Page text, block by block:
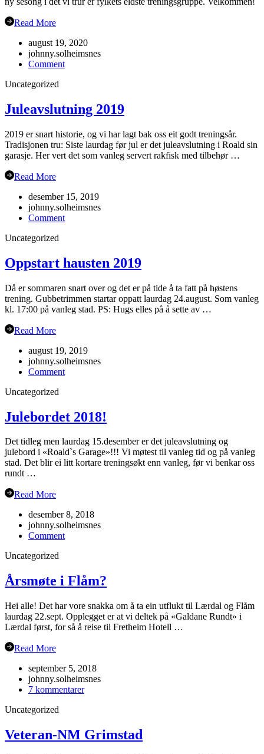
Read More
august 19, 2020
johnny.solheimsnes
Commenton
Uncategorized
Juleavslutning 2019
2019 er snart historie, og vi har lagt bak oss eit godt treningsår.
Tradisjonen tru: Siste laurdag før jul er det juleavslutning i Roald sin
garasje. Her vert det som vanleg servert rakfisk med tilbehør …
Read More
desember 15, 2019
johnny.solheimsnes
Commenton
Uncategorized
Oppstart hausten 2019
Då er sommaren snart over og det er på tide å ta fatt på høstens
trening. Gubbetrimmen startar oppatt laurdag 24.august. Som vanleg
kl. 17:00 på vanleg stad. PS: Hugs elles på å sette av …
Read More
august 19, 2019
johnny.solheimsnes
Commenton
Uncategorized
Julebordet 2018!
Det tidleg men laurdag 15.desember er det juleavslutning og
julebord i «Roald`s Garage»!!! Vi møtest til vanleg tid og på vanleg
stad. Det blir ei litt kortare treningsøkt enn vanleg, før vi benkar oss
rundt …
Read More
desember 8, 2018
johnny.solheimsnes
Commenton
Uncategorized
Årsmøte i Flåm?
Hei alle! Det har vore snakka om å ta ein utflukt til Lærdal og Flåm
laurdag 22.sept. Opplegget er at vi deltek på «Galdane Rundt» i
Lærdal først, for så å reise til Fretheim Hotell …
Read More
september 5, 2018
johnny.solheimsnes
7 kommentarertil
Uncategorized
Veteran-NM Grimstad